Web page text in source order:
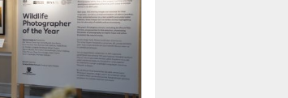
Yıldırım Gündoğdu
HAVVA’NIN ÜÇ KIZI
09 Temmuz 2026 Perşembe
Yusuf POLAT